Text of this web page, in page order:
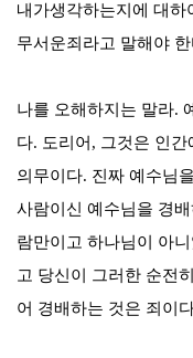
내가생각하는지에 대하
무서운죄라고 말해야
나를 오해하지는 말라.
다. 도리어 , 그것은 인
의무이다. 진짜 예수님
사람이신 예수님을 경
람만이고 하나님이 아
고 당신이 그러한 순전
어 경배하는 것은 죄이